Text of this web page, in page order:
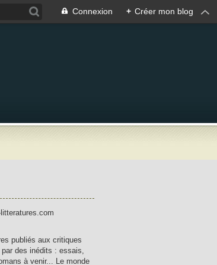
Connexion + Créer mon blog
publiés aux critiques
des inédits : essais,
à venir... Le monde